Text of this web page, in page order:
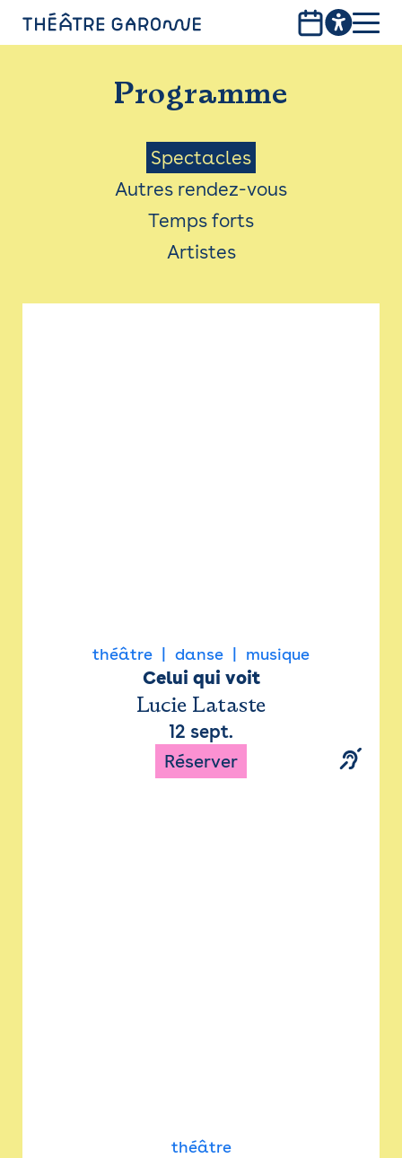
PROGRAMME
INFOS PRATIQUES
AVEC LES PUBLICS
ACCESSIBILITÉ
LES PRODUCTIONS
Programme
Menu
Saison
Spectacles
Autres rendez-vous
Temps forts
Artistes
théâtre danse musique
Celui qui voit
Lucie Lataste
12 sept.
Réserver
théâtre